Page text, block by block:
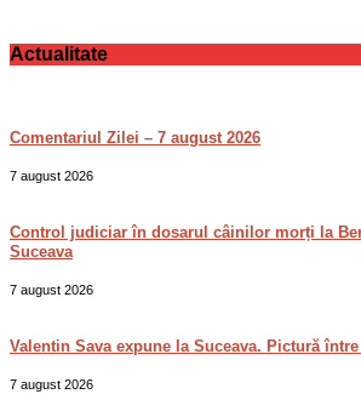
Actualitate
Comentariul Zilei – 7 august 2026
7 august 2026
Control judiciar în dosarul câinilor morți la
Suceava
7 august 2026
Valentin Sava expune la Suceava. Pictură
7 august 2026